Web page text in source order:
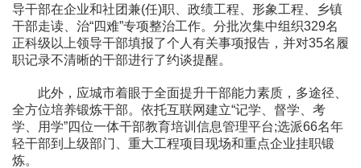
导干部在企业和社团兼(任)职、政绩工程、形象工程、乡镇
干部走读、治“四难”专项整治工作。分批次集中组织329名
正科级以上领导干部填报了个人有关事项报告，并对35名履
职记录不清晰的干部进行了约谈提醒。
此外，应城市着眼于全面提升干部能力素质，多途径、
全方位培养锻炼干部。依托互联网建立“记学、督学、考
学、用学”四位一体干部教育培训信息管理平台;选派66名年
轻干部到上级部门、重大工程项目现场和重点企业挂职锻
炼。